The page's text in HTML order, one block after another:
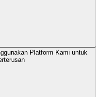
Platform Kami untuk